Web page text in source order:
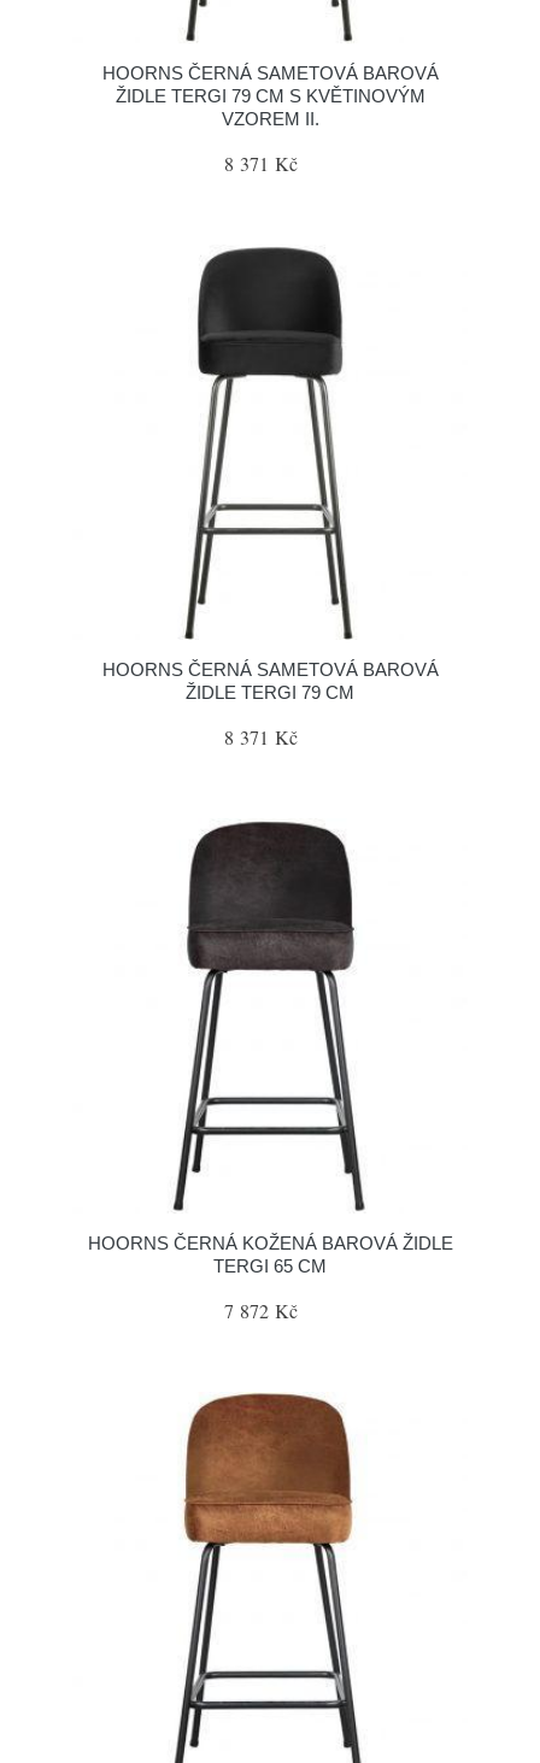
HOORNS ČERNÁ SAMETOVÁ BAROVÁ
ŽIDLE TERGI 79 CM S KVĚTINOVÝM
VZOREM II.
8 371 Kč
HOORNS ČERNÁ SAMETOVÁ BAROVÁ
ŽIDLE TERGI 79 CM
8 371 Kč
HOORNS ČERNÁ KOŽENÁ BAROVÁ ŽIDLE
TERGI 65 CM
7 872 Kč